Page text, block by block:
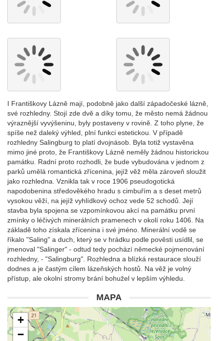
I Františkovy Lázně mají, podobně jako další západočeské lázně,
své rozhledny. Stojí zde dvě a díky tomu, že město nemá žádnou
výraznější vyvýšeninu, byly postaveny v rovině. Z toho plyne, že
spíše než daleký výhled, plní funkci estetickou. V případě
rozhledny Salingburg to platí dvojnásob. Byla totiž vystavěna
mimo jiné proto, že Františkovy Lázně neměly žádnou historickou
památku. Radní proto rozhodli, že bude vybudována v jednom z
parků umělá romantická zřícenina, jejíž věž měla zároveň sloužit
jako rozhledna. Vznikla tak v roce 1906 pseudogotická
napodobenina středověkého hradu s cimbuřím a s deset metrů
vysokou věží, na jejíž vyhlídkový ochoz vede 52 schodů. Její
stavba byla spojena se vzpomínkovou akcí na památku první
zmínky o léčivých minerálních pramenech v okolí roku 1406. Na
základě toho získala zřícenina i své jméno. Minerální vodě se
říkalo "Saling" a duch, který se v hrádku podle pověsti usídlil, se
jmenoval "Salinger" - odtud tedy pochází německé pojmenování
rozhledny, - "Salingburg". Rozhledna a blízká restaurace slouží
dodnes a je častým cílem lázeňských hostů. Na věž je volný
přístup, ale okolní stromy brání bohužel v lepším výhledu.
MAPA
+
−